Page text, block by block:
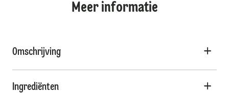
Meer informatie
Omschrijving
Ingrediënten